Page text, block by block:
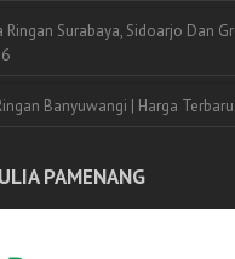
Ringan Surabaya, Sidoarjo Dan
Banyuwangi | Harga
PAMENANG